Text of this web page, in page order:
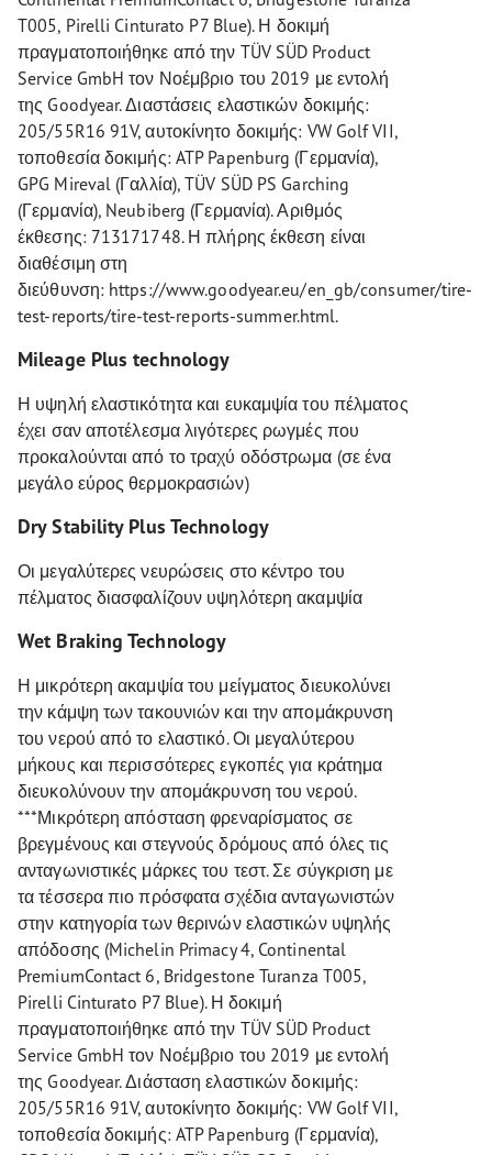
T005, Pirelli Cinturato P7 Blue). Η δοκιμή
πραγματοποιήθηκε από την TÜV SÜD Product
Service GmbH τον Νοέμβριο του 2019 με εντολή
της Goodyear. Διαστάσεις ελαστικών δοκιμής:
205/55R16 91V, αυτοκίνητο δοκιμής: VW Golf VII,
τοποθεσία δοκιμής: ATP Papenburg (Γερμανία),
GPG Mireval (Γαλλία), TÜV SÜD PS Garching
(Γερμανία), Neubiberg (Γερμανία). Αριθμός
έκθεσης: 713171748. Η πλήρης έκθεση είναι
διαθέσιμη στη
διεύθυνση: https://www.goodyear.eu/en_gb/consumer/tire-
test-reports/tire-test-reports-summer.html.
Mileage Plus technology
Η υψηλή ελαστικότητα και ευκαμψία του πέλματος
έχει σαν αποτέλεσμα λιγότερες ρωγμές που
προκαλούνται από το τραχύ οδόστρωμα (σε ένα
μεγάλο εύρος θερμοκρασιών)
Dry Stability Plus Technology
Οι μεγαλύτερες νευρώσεις στο κέντρο του
πέλματος διασφαλίζουν υψηλότερη ακαμψία
Wet Braking Technology
Η μικρότερη ακαμψία του μείγματος διευκολύνει
την κάμψη των τακουνιών και την απομάκρυνση
του νερού από το ελαστικό. Οι μεγαλύτερου
μήκους και περισσότερες εγκοπές για κράτημα
διευκολύνουν την απομάκρυνση του νερού.
***Μικρότερη απόσταση φρεναρίσματος σε
βρεγμένους και στεγνούς δρόμους από όλες τις
ανταγωνιστικές μάρκες του τεστ. Σε σύγκριση με
τα τέσσερα πιο πρόσφατα σχέδια ανταγωνιστών
στην κατηγορία των θερινών ελαστικών υψηλής
απόδοσης (Michelin Primacy 4, Continental
PremiumContact 6, Bridgestone Turanza T005,
Pirelli Cinturato P7 Blue). Η δοκιμή
πραγματοποιήθηκε από την TÜV SÜD Product
Service GmbH τον Νοέμβριο του 2019 με εντολή
της Goodyear. Διάσταση ελαστικών δοκιμής:
205/55R16 91V, αυτοκίνητο δοκιμής: VW Golf VII,
τοποθεσία δοκιμής: ATP Papenburg (Γερμανία),